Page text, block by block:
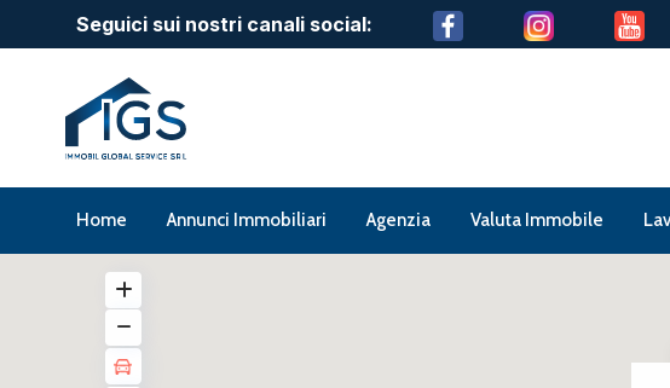
Seguici sui nostri canali social:
Home Annunci Immobiliari Agenzia Valuta Immobile